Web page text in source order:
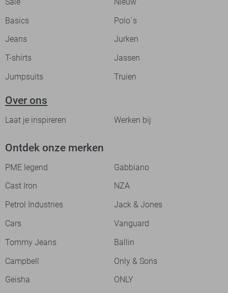
Basics
Polo`s
Jeans
Jurken
T-shirts
Jassen
Jumpsuits
Truien
Over ons
Laat je inspireren Werken bij
Ontdek onze merken
PME legend
Gabbiano
Cast Iron
NZA
Petrol Industries
Jack & Jones
Cars
Vanguard
Tommy Jeans
Ballin
Campbell
Only & Sons
Geisha
ONLY